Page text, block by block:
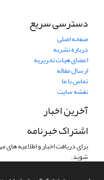
دسترسی سریع
صفحه اصلی
درباره نشریه
اعضای هیات تحریریه
ارسال مقاله
تماس با ما
نقشه سایت
آخرین اخبار
اشتراک خبرنامه
برای دریافت اخبار و اطلاعیه
شوید.